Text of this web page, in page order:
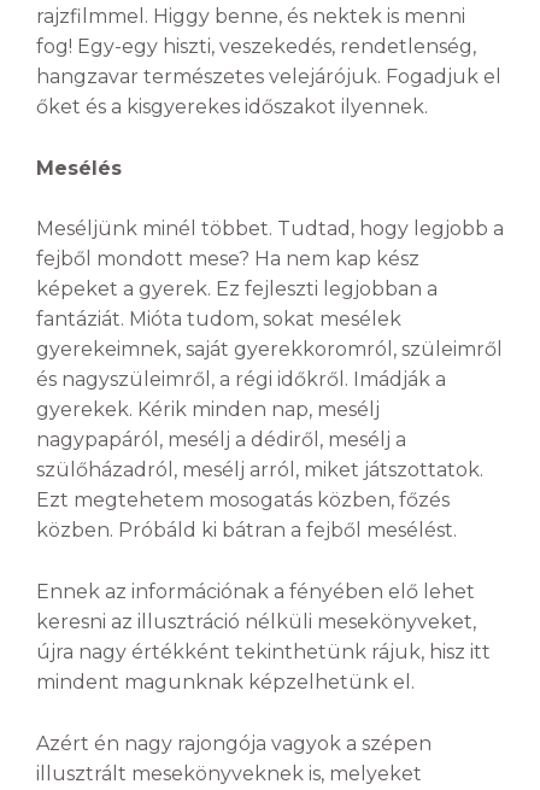
rajzfilmmel. Higgy benne, és nektek is menni
fog! Egy-egy hiszti, veszekedés, rendetlenség,
hangzavar természetes velejárójuk. Fogadjuk el
őket és a kisgyerekes időszakot ilyennek.
Mesélés
Meséljünk minél többet. Tudtad, hogy legjobb a
fejből mondott mese? Ha nem kap kész
képeket a gyerek. Ez fejleszti legjobban a
fantáziát. Mióta tudom, sokat mesélek
gyerekeimnek, saját gyerekkoromról, szüleimről
és nagyszüleimről, a régi időkről. Imádják a
gyerekek. Kérik minden nap, mesélj
nagypapáról, mesélj a dédiről, mesélj a
szülőházadról, mesélj arról, miket játszottatok.
Ezt megtehetem mosogatás közben, főzés
közben. Próbáld ki bátran a fejből mesélést.
Ennek az információnak a fényében elő lehet
keresni az illusztráció nélküli mesekönyveket,
újra nagy értékként tekinthetünk rájuk, hisz itt
mindent magunknak képzelhetünk el.
Azért én nagy rajongója vagyok a szépen
illusztrált mesekönyveknek is, melyeket